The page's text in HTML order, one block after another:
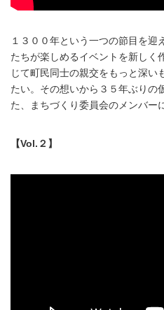
１３００年という一つの節目を迎
たちが楽しめるイベントを新しく
じて町民同士の親交をもっと深い
たい。その想いから３５年ぶりの
た、まちづくり委員会のメンバー
【Vol.２】